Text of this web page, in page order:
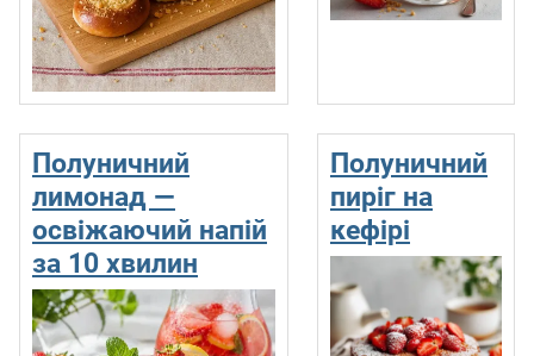
Полуничний
лимонад —
освіжаючий напій
за 10 хвилин
Полуничний
пиріг на
кефірі